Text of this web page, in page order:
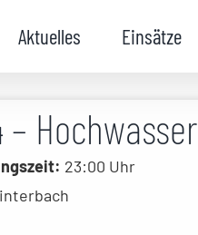
Aktuelles Einsätze
Hochwasser
23:00 Uhr